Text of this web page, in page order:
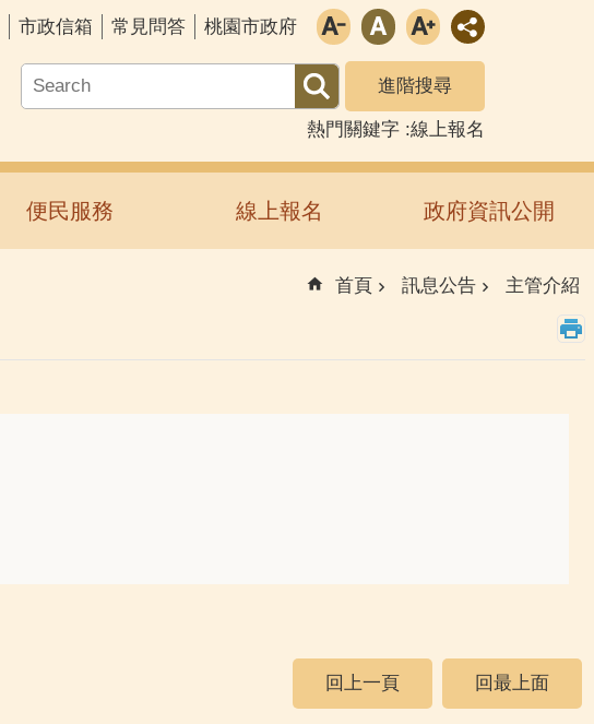
市政信箱 常見問答 桃園市政府
進階搜尋
熱門關鍵字 線上報名
便民服務 線上報名 政府資訊公開
首頁 訊息公告 主管介紹
回上一頁 回最上面